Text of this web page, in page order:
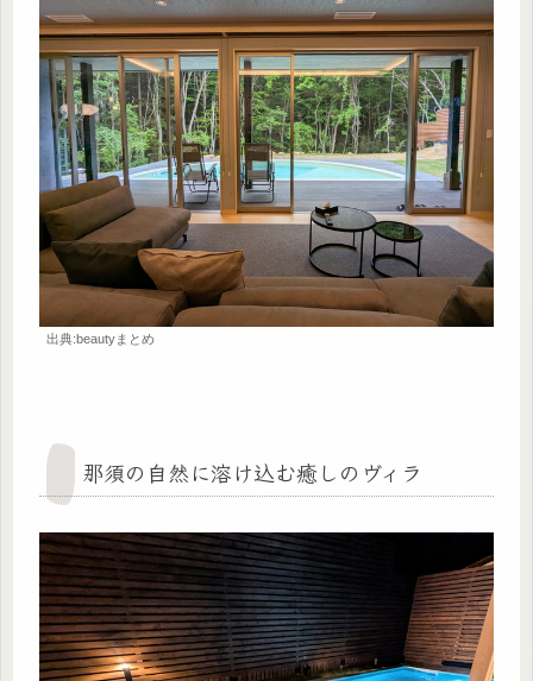
出典:beautyまとめ
那須の自然に溶け込む癒しのヴィラ